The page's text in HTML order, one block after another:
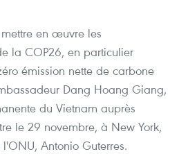
en œuvre les
la COP26, en particulier
émission nette de carbone
Dang Hoang Giang,
du Vietnam auprès
le 29 novembre, à New York,
Antonio Guterres.